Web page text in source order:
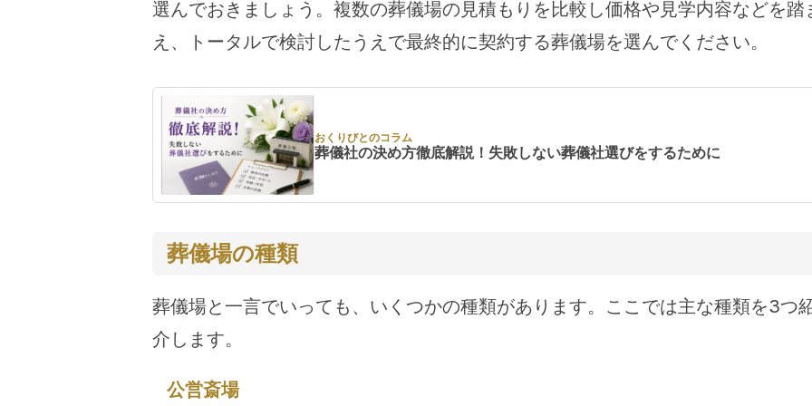
選んでおきましょう。複数の葬儀場の見積もりを比較し価格や見学内容などを踏
え、トータルで検討したうえで最終的に契約する葬儀場を選んでください。
おくりびとのコラム
葬儀社の決め方徹底解説！失敗しない葬儀社選びをするために
葬儀場の種類
葬儀場と一言でいっても、いくつかの種類があります。ここでは主な種類を3つ
介します。
公営斎場